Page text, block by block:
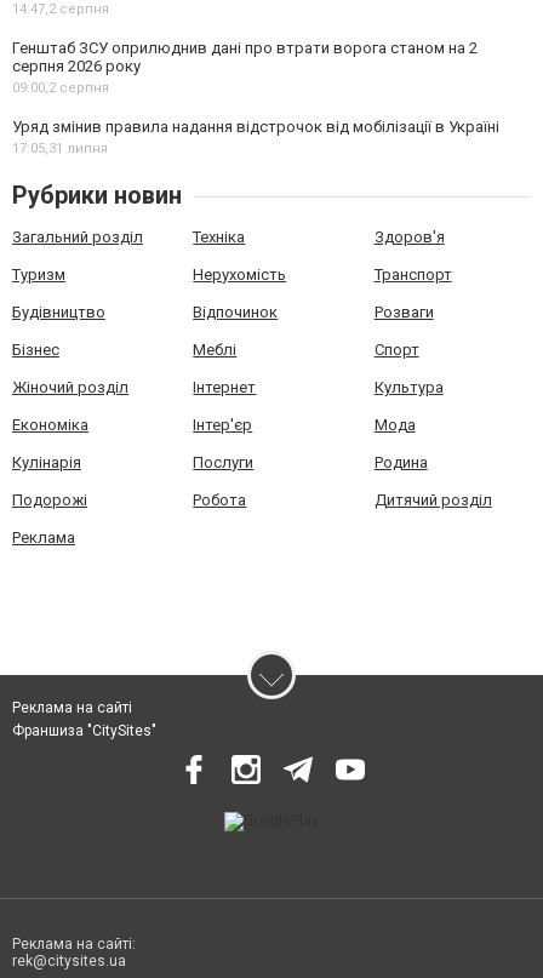
14:47,2 серпня
Генштаб ЗСУ оприлюднив дані про втрати ворога станом на 2
серпня 2026 року
09:00,2 серпня
Уряд змінив правила надання відстрочок від мобілізації в Україні
17:05,31 липня
Рубрики новин
Загальний розділ Техніка Здоров'я
Туризм Нерухомість Транспорт
Будівництво Відпочинок Розваги
Бізнес Меблі Спорт
Жіночий розділ Інтернет Культура
Економіка Інтер'єр Мода
Кулінарія Послуги Родина
Подорожі Робота Дитячий розділ
Реклама
Реклама на сайті
Франшиза "CitySites"
Реклама на сайті:
rek@citysites.ua